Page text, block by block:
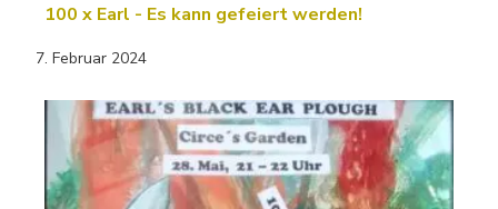
100 x Earl - Es kann gefeiert werden!
7. Februar 2024